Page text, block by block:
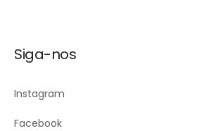
Siga-nos
Instagram
Facebook